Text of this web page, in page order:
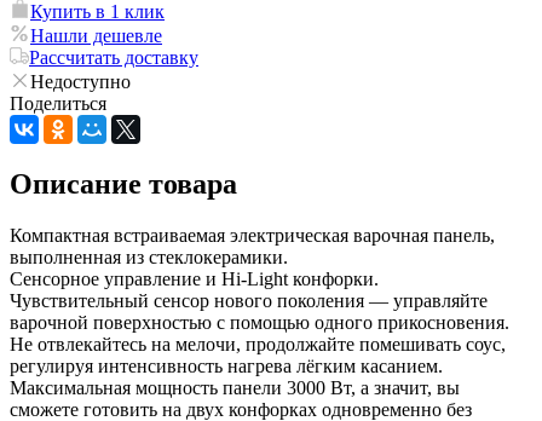
Купить в 1 клик
Нашли дешевле
Рассчитать доставку
Недоступно
Поделиться
Описание товара
Компактная встраиваемая электрическая варочная панель,
выполненная из стеклокерамики.
Сенсорное управление и Hi-Light конфорки.
Чувствительный сенсор нового поколения — управляйте
варочной поверхностью с помощью одного прикосновения.
Не отвлекайтесь на мелочи, продолжайте помешивать соус,
регулируя интенсивность нагрева лёгким касанием.
Максимальная мощность панели 3000 Вт, а значит, вы
сможете готовить на двух конфорках одновременно без